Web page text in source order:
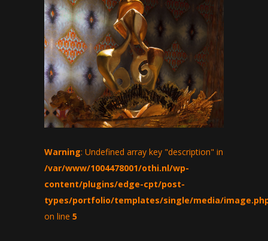
Warning: Undefined array key "description" in
/var/www/1004478001/othi.nl/wp-
content/plugins/edge-cpt/post-
types/portfolio/templates/single/media/
on line 5